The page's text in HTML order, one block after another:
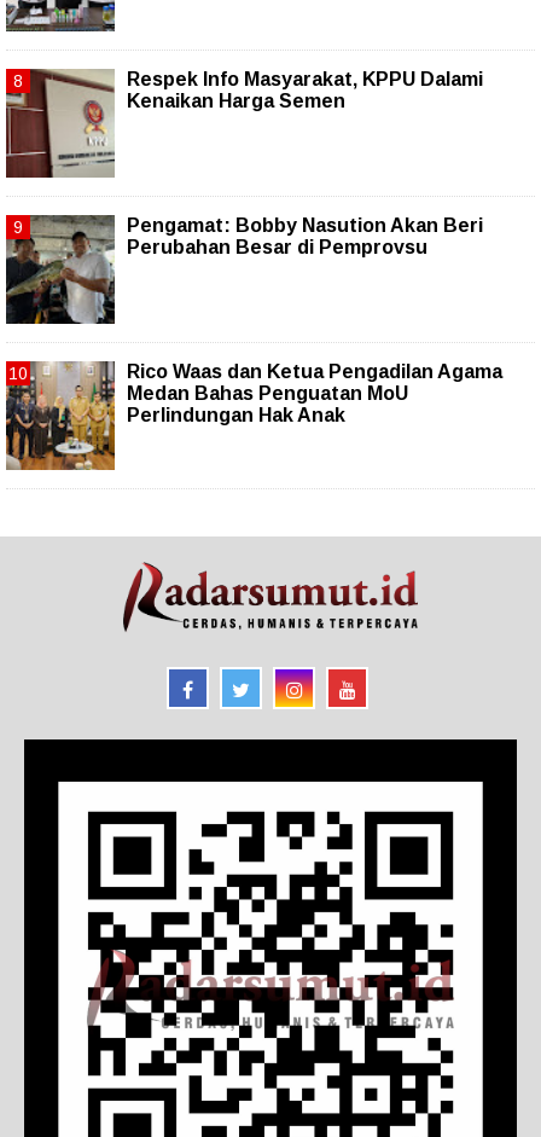
Respek Info Masyarakat, KPPU Dalami
Kenaikan Harga Semen
Pengamat: Bobby Nasution Akan Beri
Perubahan Besar di Pemprovsu
Rico Waas dan Ketua Pengadilan Agama
Medan Bahas Penguatan MoU
Perlindungan Hak Anak